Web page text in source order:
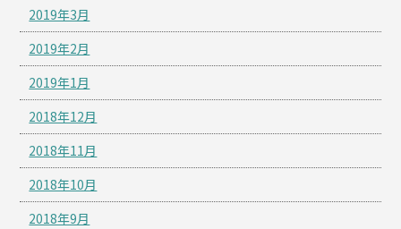
2019年3月
2019年2月
2019年1月
2018年12月
2018年11月
2018年10月
2018年9月